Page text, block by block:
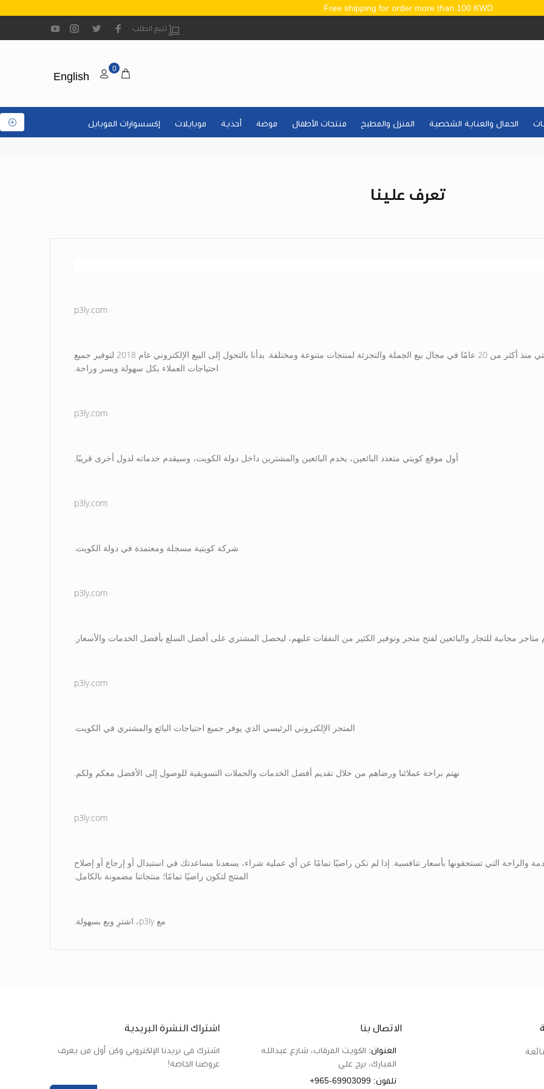
Free shipping for order more than 100 KWD
تتبع الطلب
0
English
الجمال والعناية الشخصية المنزل والمطبخ منتجات الأطفال موضة أحذية موبايلات إكسسوارات الموبايل
تعرف علينا
p3ly.com
شركة كويتية معتمدة، بدأت عملها في السوق الكويتي منذ أكثر من 20 عامًا في مجال بيع الجملة والتجزئة لمنتجات متنوعة ومختلفة. بدأنا بالتحول إلى البيع الإلكتروني عام 2018 لتوفير جميع
احتياجات العملاء بكل سهولة ويسر وراحة.
p3ly.com
أول موقع كويتي متعدد البائعين، يخدم البائعين والمشترين داخل دولة الكويت، وسيقدم خدماته لدول أخرى قريبًا.
p3ly.com
شركة كويتية مسجلة ومعتمدة في دولة الكويت.
p3ly.com
متاجر مجانية للتجار والبائعين لفتح متجر وتوفير الكثير من النفقات عليهم، ليحصل المشتري على أفضل السلع بأفضل الخدمات والأسعار.
p3ly.com
المتجر الإلكتروني الرئيسي الذي يوفر جميع احتياجات البائع والمشتري في الكويت.
نهتم براحة عملائنا ورضاهم من خلال تقديم أفضل الخدمات والحملات التسويقية للوصول إلى الأفضل معكم ولكم.
p3ly.com
التي تستحقونها بأسعار تنافسية. إذا لم تكن راضيًا تمامًا عن أي عملية شراء، يسعدنا مساعدتك في استبدال أو إرجاع أو إصلاح
المنتج لتكون راضيًا تمامًا؛ منتجاتنا مضمونة بالكامل.
مع p3ly، اشترِ وبع بسهولة.
الاتصال بنا
العنوان: الكويت المرقاب، شارع عبدالله
المبارك، برج علي
تلفون: +965-69903099
اشتراك النشرة البريدية
اشترك في بريدنا الإلكتروني وكن أول من يعرف
عروضنا الخاصة!